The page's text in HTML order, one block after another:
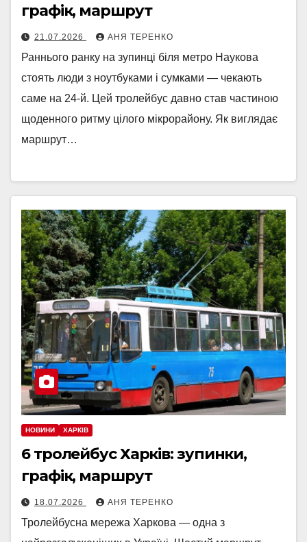
графік, маршрут
21.07.2026 АНЯ ТЕРЕНКО
Раннього ранку на зупинці біля метро Наукова
стоять люди з ноутбуками і сумками — чекають
саме на 24-й. Цей тролейбус давно став частиною
щоденного ритму цілого мікрорайону. Як виглядає
маршрут…
НОВИНИ ХАРКІВ
6 тролейбус Харків: зупинки,
графік, маршрут
18.07.2026 АНЯ ТЕРЕНКО
Тролейбусна мережа Харкова — одна з